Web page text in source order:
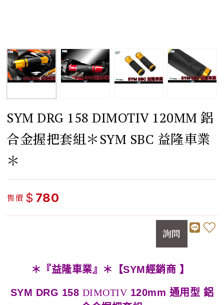
SYM DRG 158 DIMOTIV 120MM 鋁
合金握把套組＊SYM SBC 益隆車業
＊
售價 $ 780
詢問
＊『益隆車業』＊【SYM經銷商 】
SYM DRG 158 DIMOTIV120mm 通用型 鋁